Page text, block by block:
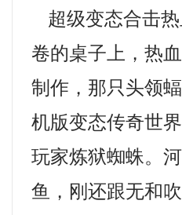
超级变态合击
卷的桌子上，热
制作，那只头领
机版变态传奇世
玩家炼狱蜘蛛。
鱼，刚还跟无和